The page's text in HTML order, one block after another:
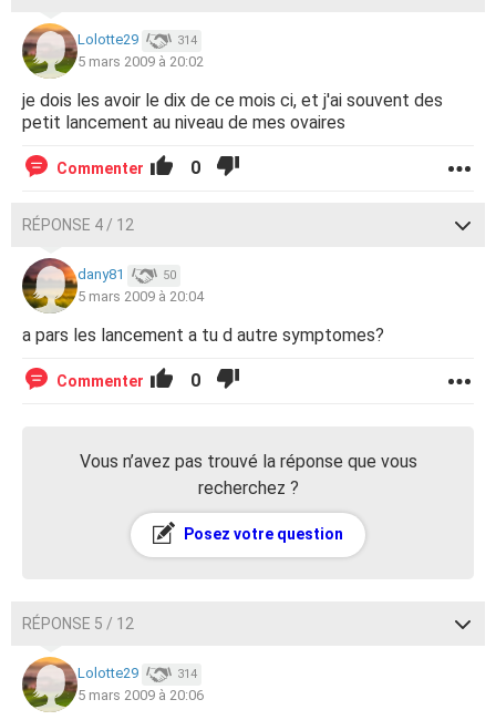
Lolotte29 314
5 mars 2009 à 20:02
je dois les avoir le dix de ce mois ci, et j'ai souvent des
petit lancement au niveau de mes ovaires
Commenter 0
RÉPONSE 4 / 12
dany81 50
5 mars 2009 à 20:04
a pars les lancement a tu d autre symptomes?
Commenter 0
Vous n’avez pas trouvé la réponse que vous
recherchez ?
Posez votre question
RÉPONSE 5 / 12
Lolotte29 314
5 mars 2009 à 20:06